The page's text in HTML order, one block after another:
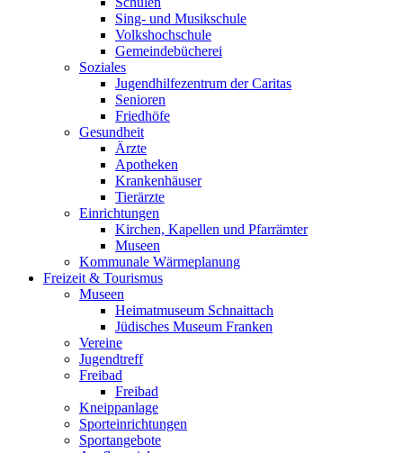
Sing- und Musikschule
Volkshochschule
Gemeindebücherei
Soziales
Jugendhilfezentrum der Caritas
Senioren
Friedhöfe
Gesundheit
Ärzte
Apotheken
Krankenhäuser
Tierärzte
Einrichtungen
Kirchen, Kapellen und Pfarrämter
Museen
Kommunale Wärmeplanung
Freizeit & Tourismus
Museen
Heimatmuseum Schnaittach
Jüdisches Museum Franken
Vereine
Jugendtreff
Freibad
Freibad
Kneippanlage
Sporteinrichtungen
Sportangebote